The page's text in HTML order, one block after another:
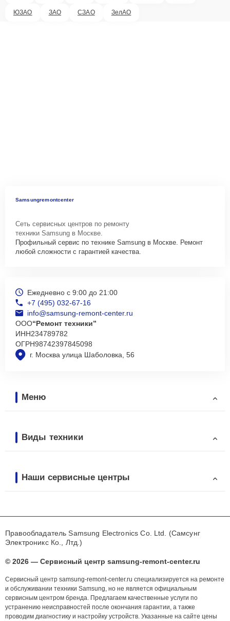
ЮЗАО ЗАО СЗАО ЗелАО
Samsungremontcenter
Сеть сервисных центров по ремонту
техники Samsung в Москве.
Профильный сервис по технике Samsung в Москве. Ремонт
любой сложности с гарантией качества.
г. Москва улица Шаболовка, 56
Ежедневно с 9:00 до 21:00
+7 (495) 032-67-16
info@samsung-remont-center.ru
ООО“Ремонт техники”
ИНН234789782
ОГРН98742397845098
Меню
Виды техники
Наши сервисные центры
Правообладатель Samsung Electronics Co. Ltd. (Самсунг
Электроникс Ко., Лтд.)
© 2026 — Сервисный центр samsung-remont-center.ru
Сервисный центр samsung-remont-center.ru специализируется на ремонте
и обслуживании техники Samsung, но не является официальным
сервисным центром бренда. Предлагаем качественные услуги по
устранению неисправностей после окончания гарантии, а также
проводим диагностику и настройку устройств. Указанные на сайте цены